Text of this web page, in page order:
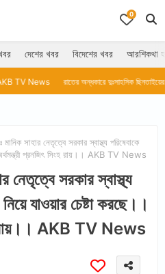
0
দেশের খবর বিদেশের খবর আরশিকথা
রাতের অন্ধকারে দুঃসাহসিক ছিনতাইয়ের ঘটনা।।AKB TV
মানিক সাহার নেতৃত্বে সরকার স্বাস্থ্য পরিষেবাকে
প্রনজিৎ সিংহ রায়।। AKB TV News
নেতৃত্বে সরকার স্বাস্থ্য
যাওয়ার চেষ্টা করছে।।
রায়।। AKB TV News